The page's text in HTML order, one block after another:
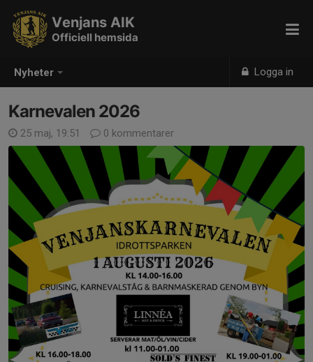
Nyheter Logga in
Venjans AIK
Officiell hemsida
Karnevalen 2026
25 maj, 19:51 0 kommentarer